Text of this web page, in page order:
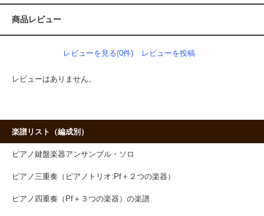
商品レビュー
レビューを見る(0件) レビューを投稿
レビューはありません。
楽譜リスト（編成別）
ピアノ鍵盤楽器アンサンブル・ソロ
ピアノ三重奏（ピアノトリオ:Pf＋２つの楽器）
ピアノ四重奏（Pf＋３つの楽器）の楽譜